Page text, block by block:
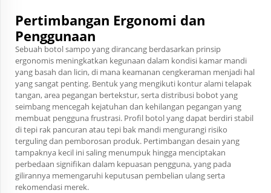
Pertimbangan Ergonomi dan
Penggunaan
Sebuah botol sampo yang dirancang berdasarkan prinsip
ergonomis meningkatkan kegunaan dalam kondisi kamar mandi
yang basah dan licin, di mana keamanan cengkeraman menjadi hal
yang sangat penting. Bentuk yang mengikuti kontur alami telapak
tangan, area pegangan bertekstur, serta distribusi bobot yang
seimbang mencegah kejatuhan dan kehilangan pegangan yang
membuat pengguna frustrasi. Profil botol yang dapat berdiri stabil
di tepi rak pancuran atau tepi bak mandi mengurangi risiko
terguling dan pemborosan produk. Pertimbangan desain yang
tampaknya kecil ini saling menumpuk hingga menciptakan
perbedaan signifikan dalam kepuasan pengguna, yang pada
gilirannya memengaruhi keputusan pembelian ulang serta
rekomendasi merek.